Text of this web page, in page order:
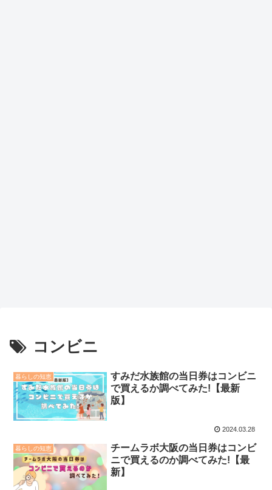
コンビニ
暮らしの知恵
すみだ水族館の当日券はコンビニ
で買えるか調べてみた!【最新
版】
2024.03.28
暮らしの知恵
チームラボ大阪の当日券はコンビ
ニで買えるのか調べてみた!【最
新】